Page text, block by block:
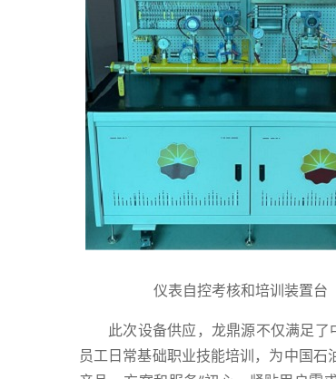
仪表自控考核和
此次设备供应，龙鼎源不仅满足
员工日常基础职业技能培训，为中国